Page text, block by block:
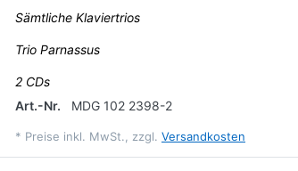
Sämtliche Klaviertrios
Trio Parnassus
2 CDs
Art.-Nr.
MDG 102 2398-2
* Preise inkl. MwSt., zzgl. Versandkosten